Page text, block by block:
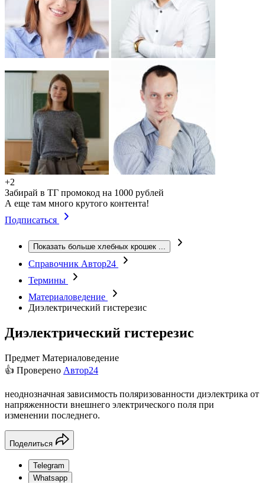
+2
Забирай в ТГ промокод на 1000 рублей
А еще там много крутого контента!
Подписаться
Показать больше хлебных крошек ...
Справочник Автор24
Термины
Материаловедение
Диэлектрический гистерезис
Диэлектрический гистерезис
Предмет Материаловедение
👍 Проверено Автор24
неоднозначная зависимость поляризованности диэлектрика от
напряженности внешнего электрического поля при
изменении последнего.
Поделиться
Telegram
Whatsapp